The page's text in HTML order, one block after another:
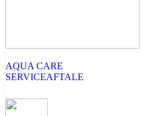
AQUA CARE
SERVICEAFTALE